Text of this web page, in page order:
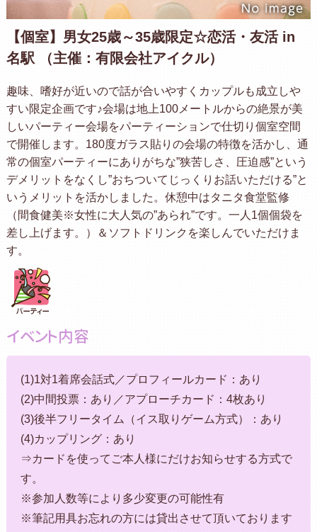
【個室】男女25歳～35歳限定☆恋活・友活 in
名駅 （主催：有限会社アイクル）
趣味、嗜好が近いので話が合いやすくカップルも成立しや
すい限定企画です♪会場は地上100メートルからの絶景が美
しいパーティー会場をパーティーションで仕切り個室空間
で開催します。180度ガラス貼りの会場の特徴を活かし、通
常の個室パーティーにありがちな”狭苦しさ、圧迫感”という
デメリットをなくし”おちついてじっくりお話いただける”と
いうメリットを活かしました。休憩中はタニタ食堂監修
（間食健美※女性に大人気の”あられ”です。一人1個個袋を
差し上げます。）＆ソフトドリンクを楽しんでいただけま
す。
イベント内容
(1)1対1着席会話式／プロフィールカード：あり
(2)中間投票：あり／アプローチカード：4枚あり
(3)後半フリータイム（イス取りゲーム方式）：あり
(4)カップリング：あり
⇒カードを使ってご本人様にだけお知らせする方式で
す。
※参加人数等により多少変更の可能性有
※筆記用具お忘れの方には貸出させて頂いております